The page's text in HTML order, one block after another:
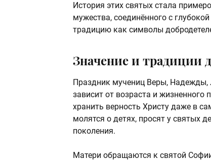
История этих святых стала
мужества, соединённого с
традицию как символы
Значение и традиции
Праздник мучениц Веры, Надежды,
зависит от возраста и
хранить верность Христу даже в
молятся о детях, просят у святых
поколения.
Матери обращаются к святой